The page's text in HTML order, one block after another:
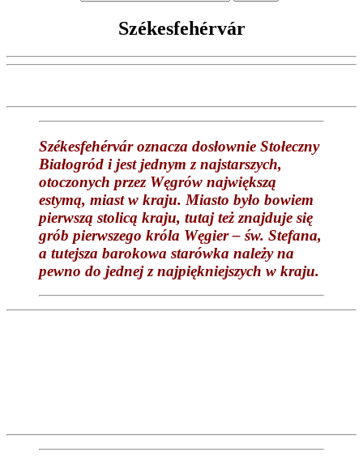
Székesfehérvár
Székesfehérvár oznacza dosłownie Stołeczny
Białogród i jest jednym z najstarszych,
otoczonych przez Węgrów największą
estymą, miast w kraju. Miasto było bowiem
pierwszą stolicą kraju, tutaj też znajduje się
grób pierwszego króla Węgier – św. Stefana,
a tutejsza barokowa starówka należy na
pewno do jednej z najpiękniejszych w kraju.